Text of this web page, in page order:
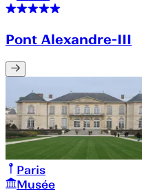
Pont Alexandre-III
Paris
Musée